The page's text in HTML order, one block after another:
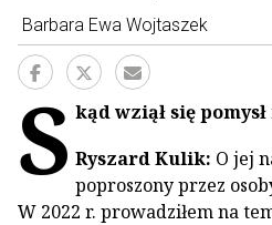
Barbara Ewa Wojtaszek
S kąd wziął się
Ryszard Kulik: O jej
poproszony przez
W 2022 r. prowadziłem na